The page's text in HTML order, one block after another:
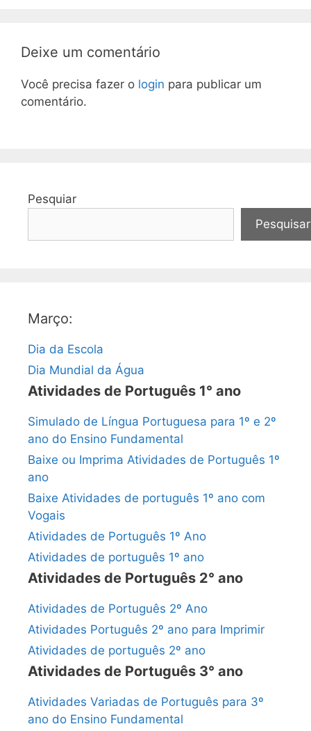
Deixe um comentário
Você precisa fazer o login para publicar um
comentário.
Pesquiar
Pesquisar
Março:
Dia da Escola
Dia Mundial da Água
Atividades de Português 1° ano
Simulado de Língua Portuguesa para 1º e 2º
ano do Ensino Fundamental
Baixe ou Imprima Atividades de Português 1º
ano
Baixe Atividades de português 1º ano com
Vogais
Atividades de Português 1º Ano
Atividades de português 1º ano
Atividades de Português 2° ano
Atividades de Português 2º Ano
Atividades Português 2º ano para Imprimir
Atividades de português 2º ano
Atividades de Português 3° ano
Atividades Variadas de Português para 3º
ano do Ensino Fundamental